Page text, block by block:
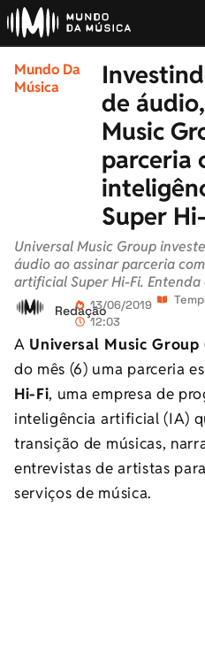
Mundo Da
Música
de
Music
parceria
Super
Universal Music Group
áudio ao assinar parceria
artificial Super Hi-Fi.
Redação13/06/2019
12:03
A Universal Music Group
do mês (6) uma parceria
Hi-Fi, uma empresa de
inteligência artificial (IA)
transição de músicas,
entrevistas de artistas
serviços de música.